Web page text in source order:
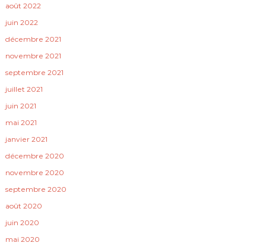
août 2022
juin 2022
décembre 2021
novembre 2021
septembre 2021
juillet 2021
juin 2021
mai 2021
janvier 2021
décembre 2020
novembre 2020
septembre 2020
août 2020
juin 2020
mai 2020